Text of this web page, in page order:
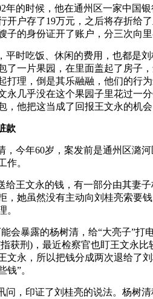
年的时候，他在通州区一家中国
开户存了19万元，之后将存折给
子的身份证开了账户，分三次向
平时吃饭、休闲的费用，也都是
了一片果园，在里面盖起了房子
打理，倒是其乐融融，他们的行
永几乎没在这个果园子里花过一
，他把这当成了回报王文永的机
款
，今年60岁，案发前是通州区潞
作。
给王文永的钱，有一部分由其妻
，她虽然没有主动向刘桂亮索要
。
会暴露的杨树清，给“大亮子”打
获刑)，最近检察官也盯王文永比
文永，所以把钱分成两次退给了
钱”。
问，印证了刘桂亮的说法。杨树